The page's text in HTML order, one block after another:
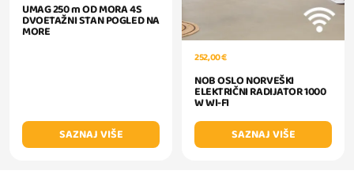
UMAG 250 m OD MORA 4S
DVOETAŽNI STAN POGLED NA
MORE
SAZNAJ VIŠE
252,00 €
NOB OSLO NORVEŠKI
ELEKTRIČNI RADIJATOR 1000
W WI-FI
SAZNAJ VIŠE